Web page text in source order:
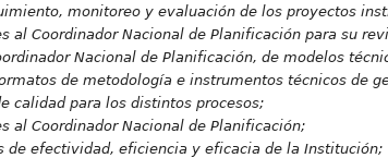
monitoreo y evaluación de los proyectos
al Coordinador Nacional de Planificación para su
Nacional de Planificación, de modelos
de metodología e instrumentos técnicos de
calidad para los distintos procesos;
al Coordinador Nacional de Planificación;
de efectividad, eficiencia y eficacia de la Institución;